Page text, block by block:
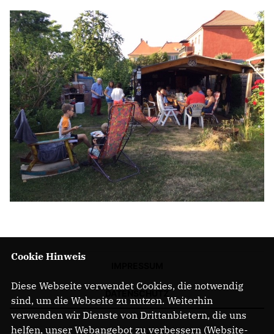
Cookie Hinweis
Diese Webseite verwendet Cookies, die notwendig
sind, um die Webseite zu nutzen. Weiterhin
verwenden wir Dienste von Drittanbietern, die uns
helfen, unser Webangebot zu verbessern (Website-